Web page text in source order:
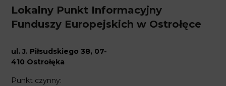
Lokalny Punkt Informacyjny
Funduszy Europejskich w Ostrołęce
ul. J. Piłsudskiego 38, 07-
410 Ostrołęka
Punkt czynny: